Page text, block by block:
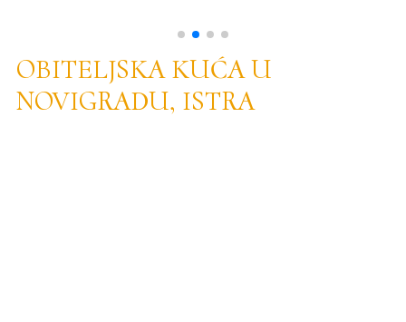
OBITELJSKA KUĆA U
NOVIGRADU, ISTRA